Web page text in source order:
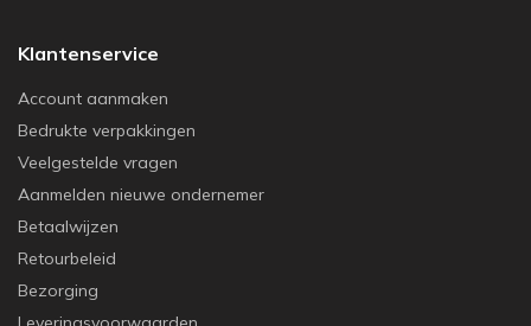
Klantenservice
Account aanmaken
Bedrukte verpakkingen
Veelgestelde vragen
Aanmelden nieuwe ondernemer
Betaalwijzen
Retourbeleid
Bezorging